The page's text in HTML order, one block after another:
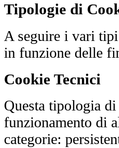
Tipologie di
A seguire i vari
in funzione delle
Cookie Tecnici
Questa tipologia
funzionamento di
categorie: